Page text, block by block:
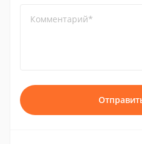
Комментарий*